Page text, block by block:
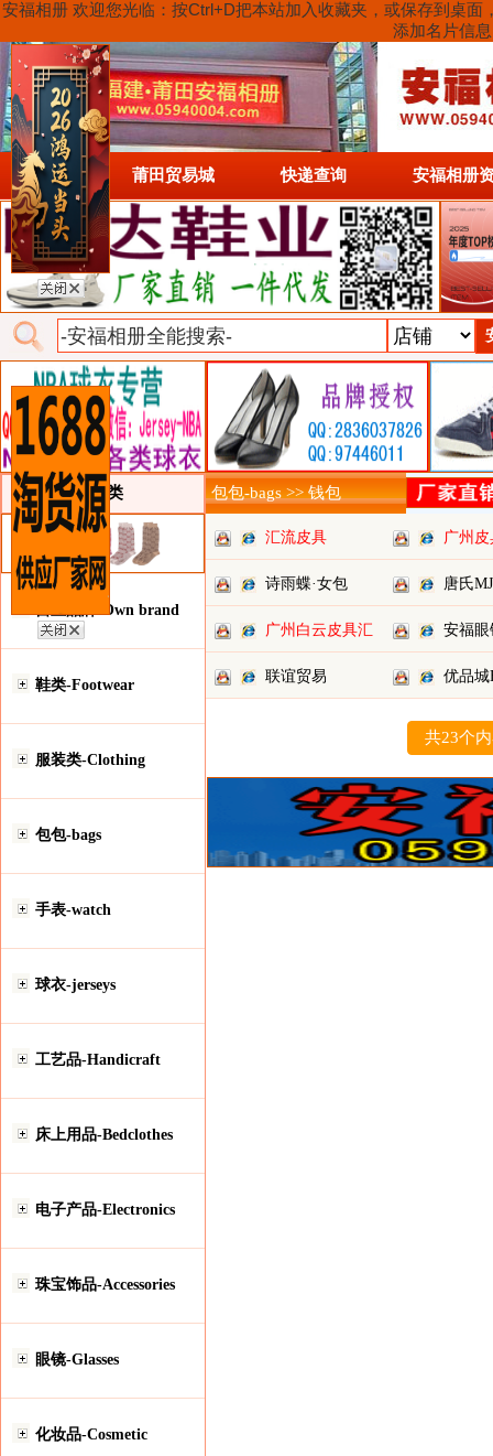
安福相册 欢迎您光临：按Ctrl+D把本站加入收藏夹，或保存到桌
添加名片信
首页 莆田贸易城 快递查询 安福相册
类目详细分类
自主品牌-Own brand
鞋类-Footwear
服装类-Clothing
包包-bags
手表-watch
球衣-jerseys
工艺品-Handicraft
床上用品-Bedclothes
电子产品-Electronics
珠宝饰品-Accessories
眼镜-Glasses
化妆品-Cosmetic
包包-bags >> 钱包
汇流皮具 广州
心
诗雨蝶·女包 唐氏
广州白云皮具汇 安福眼
联谊贸易 优品
皮具
共23个